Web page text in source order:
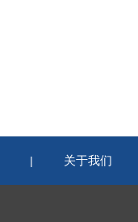
| 关于我们